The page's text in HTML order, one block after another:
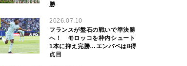
勝
2026.07.10
フランスが盤石の戦いで準決勝
へ！ モロッコを枠内シュート
1本に抑え完勝…エンバペは8得
点目